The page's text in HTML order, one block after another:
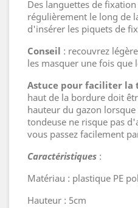
Des languettes de
régulièrement le long de
d'insérer les piquets de
Conseil : recouvrez
les masquer une fois que
Astuce pour faciliter la
haut de la bordure doit
hauteur du gazon
tondeuse ne risque pas
vous passez facilement
Caractéristiques :
Matériau : plastique PE
Hauteur : 5cm